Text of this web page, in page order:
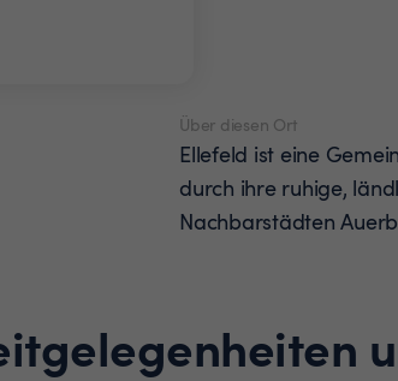
Über diesen Ort
Ellefeld ist eine
durch ihre ruhige,
Nachbarstädten